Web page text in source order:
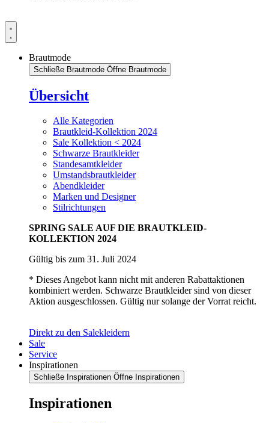
Brautmode
Schließe Brautmode Öffne Brautmode
Übersicht
Alle Kategorien
Brautkleid-Kollektion 2024
Sale Kollektion < 2024
Schwarze Brautkleider
Standesamtkleider
Umstandsbrautkleider
Abendkleider
Marken und Designer
Stilrichtungen
SPRING SALE AUF DIE BRAUTKLEID-
KOLLEKTION 2024
Gültig bis zum 31. Juli 2024
* Dieses Angebot kann nicht mit anderen Rabattaktionen
kombiniert werden. Schwarze Brautkleider sind von dieser
Aktion ausgeschlossen. Gültig nur solange der Vorrat reicht.
Direkt zu den Salekleidern
Sale
Service
Inspirationen
Schließe Inspirationen Öffne Inspirationen
Inspirationen